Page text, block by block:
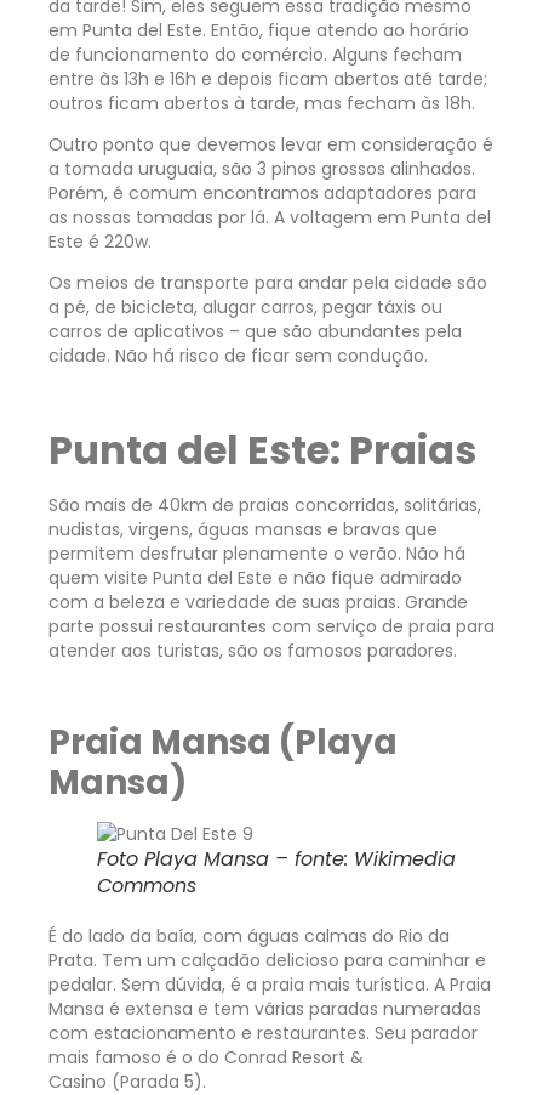
da tarde! Sim, eles seguem essa tradição mesmo
em Punta del Este. Então, fique atendo ao horário
de funcionamento do comércio. Alguns fecham
entre às 13h e 16h e depois ficam abertos até tarde;
outros ficam abertos à tarde, mas fecham às 18h.
Outro ponto que devemos levar em consideração é
a tomada uruguaia, são 3 pinos grossos alinhados.
Porém, é comum encontramos adaptadores para
as nossas tomadas por lá. A voltagem em Punta del
Este é 220w.
Os meios de transporte para andar pela cidade são
a pé, de bicicleta, alugar carros, pegar táxis ou
carros de aplicativos – que são abundantes pela
cidade. Não há risco de ficar sem condução.
Punta del Este: Praias
São mais de 40km de praias concorridas, solitárias,
nudistas, virgens, águas mansas e bravas que
permitem desfrutar plenamente o verão. Não há
quem visite Punta del Este e não fique admirado
com a beleza e variedade de suas praias. Grande
parte possui restaurantes com serviço de praia para
atender aos turistas, são os famosos paradores.
Praia Mansa (Playa
Mansa)
Foto Playa Mansa – fonte: Wikimedia
Commons
É do lado da baía, com águas calmas do Rio da
Prata. Tem um calçadão delicioso para caminhar e
pedalar. Sem dúvida, é a praia mais turística. A Praia
Mansa é extensa e tem várias paradas numeradas
com estacionamento e restaurantes. Seu parador
mais famoso é o do Conrad Resort &
Casino (Parada 5).